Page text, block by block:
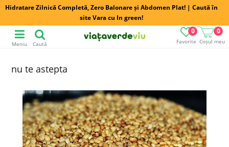
Hidratare Zilnică Completă, Zero Balonare și Abdomen Plat! | Caută în
site Vara cu In green!
Favorite
0
Coșul meu
0
Meniu Caută
nu te astepta